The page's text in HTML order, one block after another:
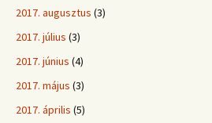
2017. augusztus (3)
2017. július (3)
2017. június (4)
2017. május (3)
2017. április (5)